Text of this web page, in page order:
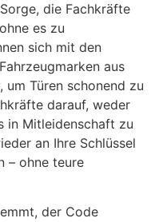
die Fachkräfte
es zu
sich mit den
aus
um Türen schonend zu
darauf, weder
in Mitleidenschaft zu
an Ihre Schlüssel
– ohne teure
der Code